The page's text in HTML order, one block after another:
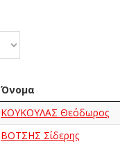
Όνομα
ΚΟΥΚΟΥΛΑΣ Θεόδωρος
ΒΟΤΣΗΣ Σίδερης